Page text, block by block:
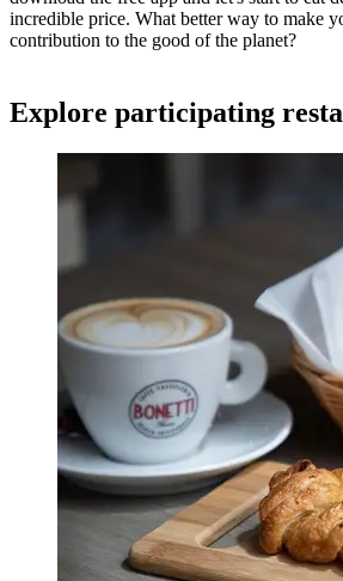
incredible price. What better way to make
contribution to the good of the planet?
Explore participating